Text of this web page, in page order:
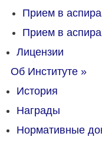
Прием в
Прием в
Лицензии
Об Институте »
История
Награды
Нормативные